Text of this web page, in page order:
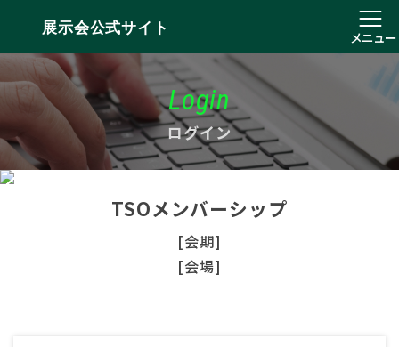
展示会公式サイト
メニュー
Login
ログイン
TSOメンバーシップ
[会期]
[会場]